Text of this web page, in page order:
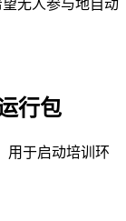
望无人参与地自动
行包
用于启动培训环